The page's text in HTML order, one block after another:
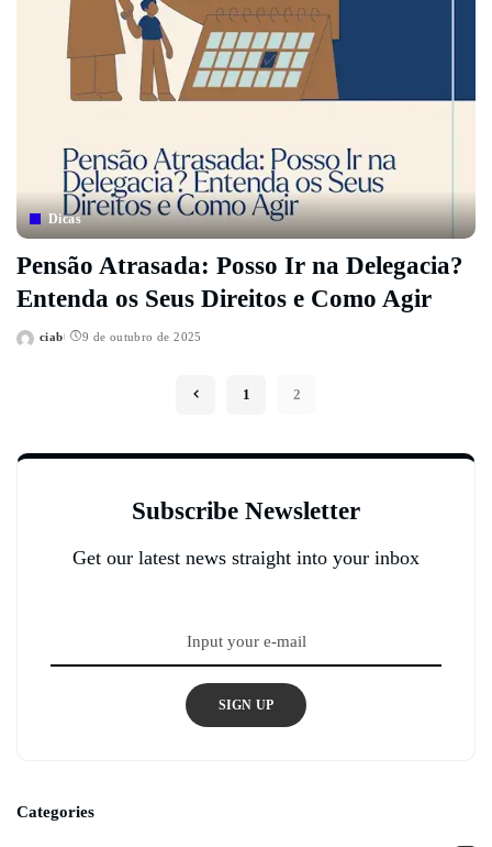
Dicas
Pensão Atrasada: Posso Ir na Delegacia?
Entenda os Seus Direitos e Como Agir
Posted
ciab 9 de outubro de 2025
1 2
Subscribe Newsletter
Get our latest news straight into your inbox
SIGN UP
Categories